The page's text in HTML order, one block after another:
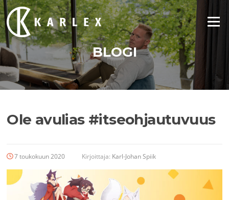
Siirry
suoraan
sisältöön
Valikko
BLOGI
Ole avulias #itseohjautuvuus
7 toukokuun 2020 Kirjoittaja: Karl-Johan Spiik